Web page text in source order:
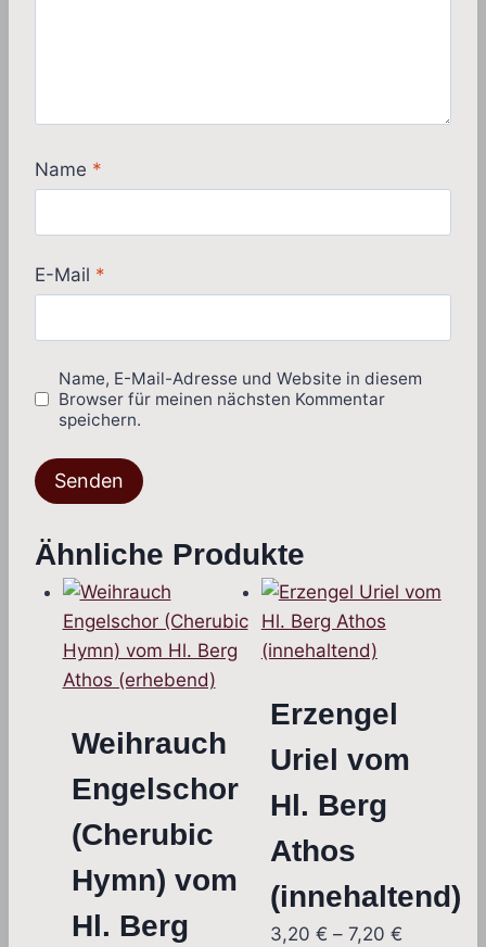
Name *
E-Mail *
Name, E-Mail-Adresse und Website in diesem
Browser für meinen nächsten Kommentar
speichern.
Ähnliche Produkte
Weihrauch
Engelschor
(Cherubic
Hymn) vom
Hl. Berg
Erzengel
Uriel vom
Hl. Berg
Athos
(innehaltend)
3,20 € – 7,20 €